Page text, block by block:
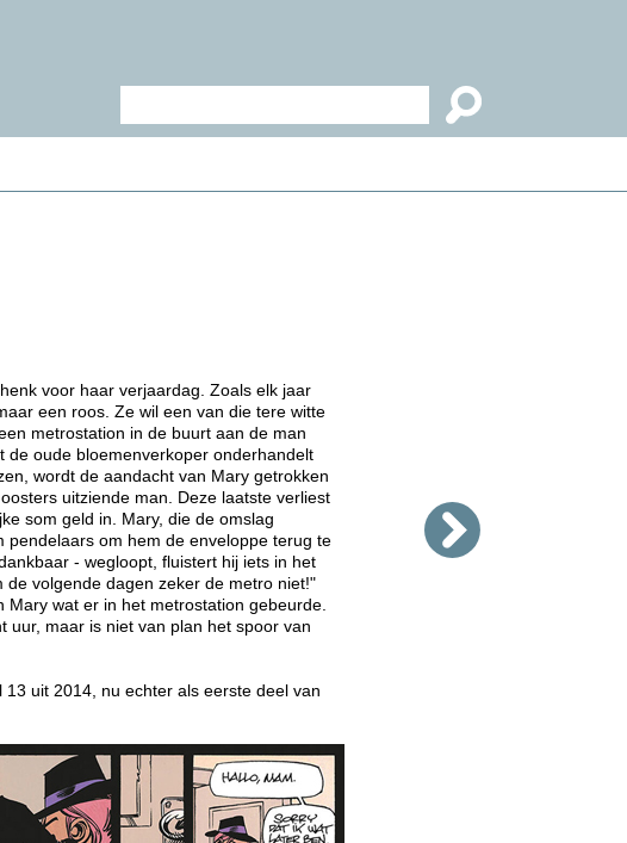
voor haar verjaardag. Zoals elk jaar
een roos. Ze wil een van die tere witte
metrostation in de buurt aan de man
de oude bloemenverkoper onderhandelt
wordt de aandacht van Mary getrokken
uitziende man. Deze laatste verliest
som geld in. Mary, die de omslag
pendelaars om hem de enveloppe terug te
- wegloopt, fluistert hij iets in het
volgende dagen zeker de metro niet!"
wat er in het metrostation gebeurde.
uur, maar is niet van plan het spoor van
uit 2014, nu echter als eerste deel van